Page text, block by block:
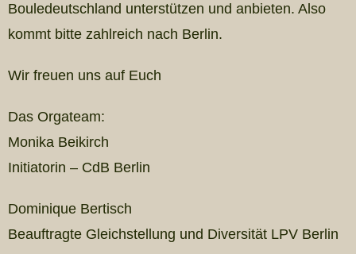
Bouledeutschland unterstützen und anbieten. Also
kommt bitte zahlreich nach Berlin.
Wir freuen uns auf Euch
Das Orgateam:
Monika Beikirch
Initiatorin – CdB Berlin
Dominique Bertisch
Beauftragte Gleichstellung und Diversität LPV Berlin